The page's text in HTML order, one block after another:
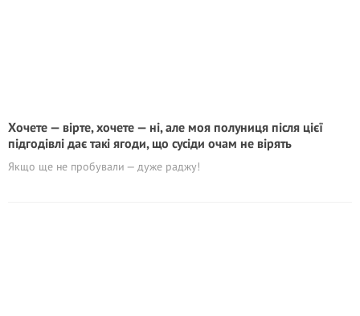
Хочете — вірте, хочете — ні, але моя полуниця після цієї
підгодівлі дає такі ягоди, що сусіди очам не вірять
Якщо ще не пробували — дуже раджу!